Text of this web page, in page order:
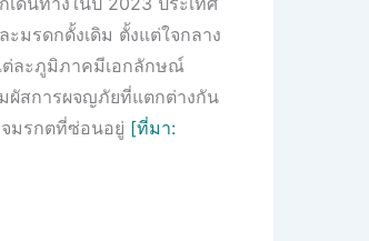
รดกดั้งเดิม ตั้งแต่ใจกลาง
ต่ละภูมิภาคมีเอกลักษณ์
ผัสการผจญภัยที่แตกต่างกัน
มรกตที่ซ่อนอยู่ [ที่มา: